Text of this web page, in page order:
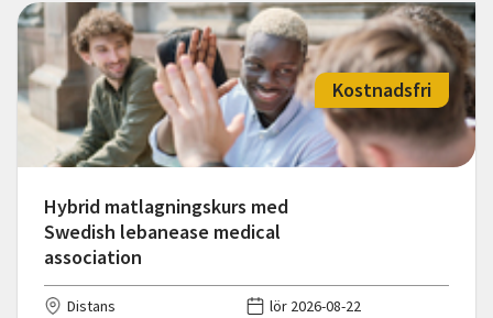
Hybrid matlagningskurs med
Swedish lebanease medical
association
Kostnadsfri
Distans
lör 2026-08-22